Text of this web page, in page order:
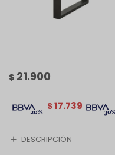
$ 21.900
$17.739
DESCRIPCIÓN